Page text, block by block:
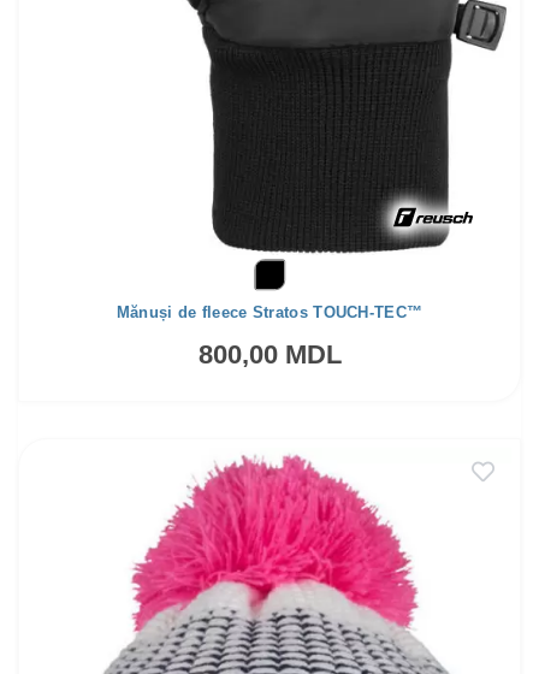
Mănuși de fleece Stratos TOUCH-TEC™
800,00 MDL